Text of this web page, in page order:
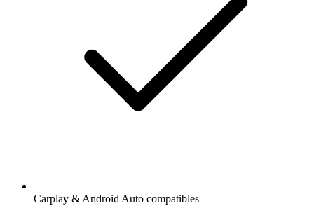
Carplay & Android Auto compatibles